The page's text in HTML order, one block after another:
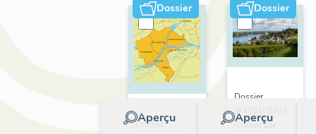
Dossier
Aperçu
Dossier
Dossier
Aperçu
Dossier
IA49010823 |
Réalisé par